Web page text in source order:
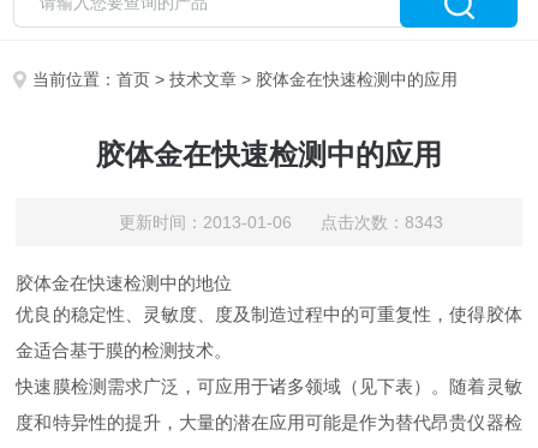
当前位置：首页 >技术文章 > 胶体金在快速检测中的应用
胶体金在快速检测中的应用
更新时间：2013-01-06 点击次数：8343
胶体金在快速检测中的地位
优良的稳定性、灵敏度、度及制造过程中的可重复性，使得胶体
金适合基于膜的检测技术。
快速膜检测需求广泛，可应用于诸多领域（见下表）。随着灵敏
度和特异性的提升，大量的潜在应用可能是作为替代昂贵仪器检